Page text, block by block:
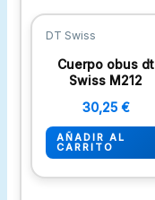
DT Swiss
Cuerpo obus dt
Swiss M212
30,25 €
AÑADIR AL
CARRITO